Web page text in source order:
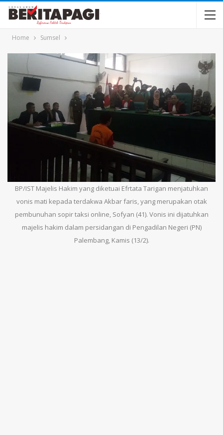
Home Sumsel
BP/IST Majelis Hakim yang diketuai Efrtata Tarigan menjatuhkan
vonis mati kepada terdakwa Akbar faris, yang merupakan otak
pembunuhan sopir taksi online, Sofyan (41). Vonis ini dijatuhkan
majelis hakim dalam persidangan di Pengadilan Negeri (PN)
Palembang, Kamis (13/2).